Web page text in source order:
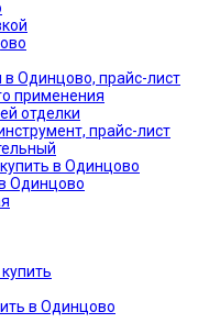
в Одинцово, прайс-лист
применения
отделки
прайс-лист
в Одинцово
Одинцово
в Одинцово